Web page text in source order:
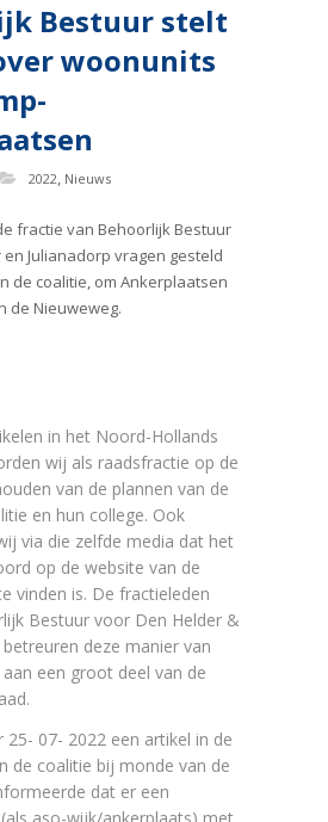
Bestuur stelt
woonunits
2022, Nieuws
fractie van Behoorlijk Bestuur
Julianadorp vragen gesteld
de coalitie, om Ankerplaatsen
de Nieuweweg.
in het Noord-Hollands
wij als raadsfractie op de
van de plannen van de
en hun college. Ook
via die zelfde media dat het
op de website van de
vinden is. De fractieleden
Bestuur voor Den Helder &
betreuren deze manier van
een groot deel van de
25- 07- 2022 een artikel in de
de coalitie bij monde van de
dat er een